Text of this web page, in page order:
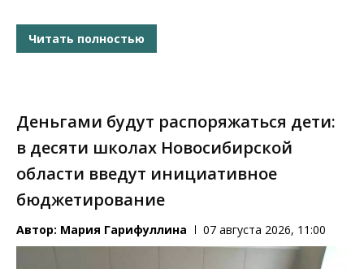
Читать полностью
Деньгами будут распоряжаться дети:
в десяти школах Новосибирской
области введут инициативное
бюджетирование
Автор: Мария Гарифуллина 07 августа 2026, 11:00